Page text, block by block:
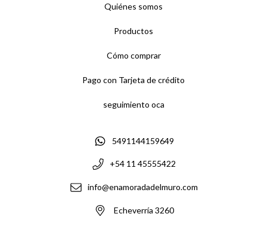
Quiénes somos
Productos
Cómo comprar
Pago con Tarjeta de crédito
seguimiento oca
5491144159649
+54 11 45555422
info@enamoradadelmuro.com
Echeverría 3260